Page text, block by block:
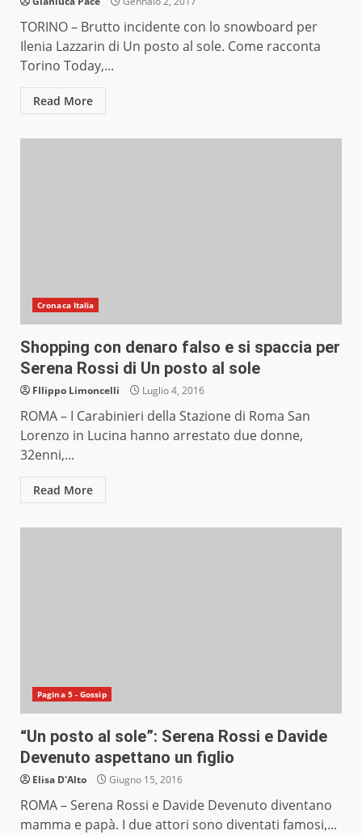
TORINO – Brutto incidente con lo snowboard per
Ilenia Lazzarin di Un posto al sole. Come racconta
Torino Today,...
Read More
Cronaca Italia
Shopping con denaro falso e si spaccia per
Serena Rossi di Un posto al sole
FIlippo Limoncelli Luglio 4, 2016
ROMA – I Carabinieri della Stazione di Roma San
Lorenzo in Lucina hanno arrestato due donne,
32enni,...
Read More
Pagina 5 - Gossip
“Un posto al sole”: Serena Rossi e Davide
Devenuto aspettano un figlio
Elisa D'Alto Giugno 15, 2016
ROMA – Serena Rossi e Davide Devenuto diventano
mamma e papà. I due attori sono diventati famosi,...